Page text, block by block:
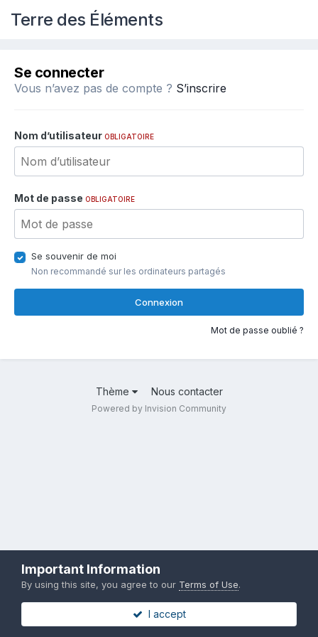
Terre des Éléments
Se connecter
Vous n’avez pas de compte ? S’inscrire
Nom d’utilisateur OBLIGATOIRE
Mot de passe OBLIGATOIRE
Se souvenir de moi
Non recommandé sur les ordinateurs partagés
Connexion
Mot de passe oublié ?
Thème Nous contacter
Powered by Invision Community
Important Information
By using this site, you agree to our Terms of Use.
I accept